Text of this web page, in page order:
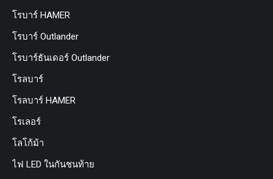
โรบาร์ HAMER
โรบาร์ Outlander
โรบาร์ธันเดอร์ Outlander
โรลบาร์
โรลบาร์ HAMER
โรเลอร์
โลโก้ม้า
ไฟ LED ในกันชนท้าย